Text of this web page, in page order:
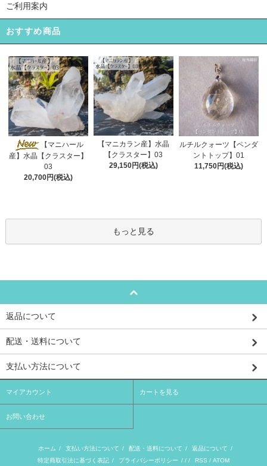
ご利用案内
おすすめ商品
【マニハール
産】水晶【クラスター】
03
20,700円(税込)
【マニカラン産】水晶
【クラスター】03
29,150円(税込)
ルチルクォーツ【ペンダ
ントトップ】01
11,750円(税込)
もっと見る
返品について
配送・送料について
支払い方法について
マイアカウント カートを見る
お問い合わせ
ホーム / 支払い方法について / 配送・送料について / 返品について /
特定商取引法に基づく表記 / プライバシーポリシー / / / RSS / ATOM